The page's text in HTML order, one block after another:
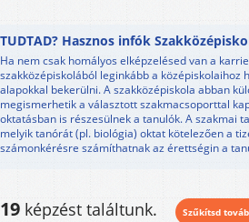
TUDTAD? Hasznos infók
Ha nem csak homályos elképzelésed van a
szakközépiskolából leginkább a
alapokkal bekerülni. A szakközépiskola abban
megismerhetik a választott szakmacsoporttal
oktatásban is részesülnek a tanulók. A szakmai
melyik tanórát (pl. biológia) oktat kötelezően a
számonkérésre számíthatnak az érettségin a
19 képzést találtunk. Szűkítsd